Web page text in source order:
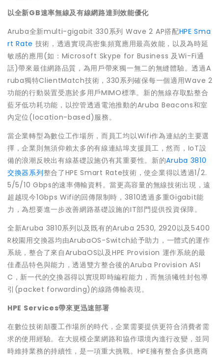
以全新GB速率無線及有線網路達到效能優化
Aruba全新multi-gigabit 330系列 Wave 2 AP搭配HPE Sma
rt Rate 技術，透過實現高密集頻寬應用最高效能，以及為時延
敏感的應用(如：Microsoft Skype for Business 及Wi-Fi通
話)帶來最佳網路品質，為用戶帶來獨一無二的無縫體驗。透過A
ruba獨特ClientMatch技術，330系列確保每一個適用Wave 2
功能的行動裝置受惠於多用戶MIMO標準。新的無線存取點整合
藍牙低功耗功能，以控管透過電池推動的Aruba Beacons和室
內定位(location-based)服務。
當企業轉型為數位工作場所，而員工均以Wifi作為連結的主要選
擇，企業則無須仰賴太多的有線連結埠支援員工，然而，IoT設
備的浪潮反映出有線基礎設施仍有其重要性。新的Aruba 3810
交換器系列整合了HPE Smart Rate技術，使企業得以透過1/2.
5/5/10 Gbps的速率傳輸資料。當更高容量的無線技術出現，遠
超越現今1Gbps Wifi的回傳限制時，3810透過多重Gigabit能
力，為想要進一步改善網路基礎設施的IT部門提供投資保障。
全新Aruba 3810系列以及既有的Aruba 2530, 2920以及5400
R校園用交換器均由ArubaOS-Switch給予助力，一體式的運作
系統，整合了來自ArubaOS以及HPE Provision 運作系統的最
佳產品特色與能力，透過雙方整合後的Aruba Provision ASI
C，新一代的交換器得以實現即時編程能力，而無須犧牲封包導
引(packet forwarding)的線路傳輸表現。
HPE Services帶來更迅速部署
在數位技術顛覆工作場所的時代，企業需要提供更符合消費者需
求的使用經驗。在大規模企業網路和協作環境內進行改變，並同
時維持業務的持續性，是一項重大挑戰。HPE擁有整合多供應商